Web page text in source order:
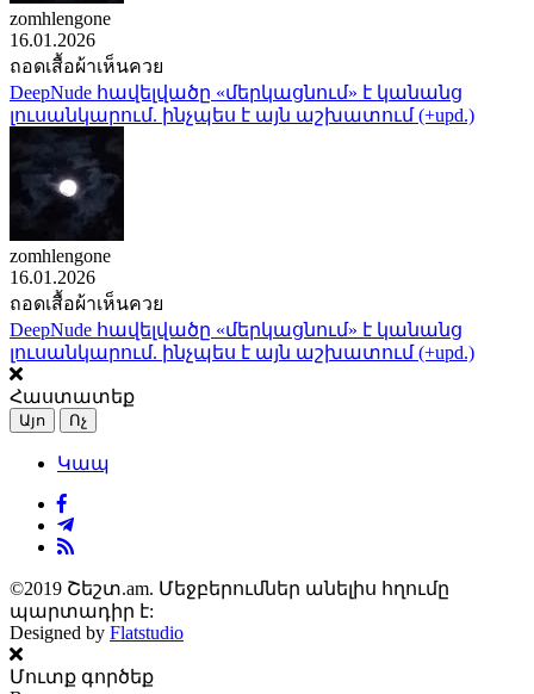
zomhlengone
16.01.2026
ถอดเสื้อผ้าเห็นควย
DeepNude հավելվածը «մերկացնում» է կանանց
լուսանկարում. ինչպես է այն աշխատում (+upd.)
zomhlengone
16.01.2026
ถอดเสื้อผ้าเห็นควย
DeepNude հավելվածը «մերկացնում» է կանանց
լուսանկարում. ինչպես է այն աշխատում (+upd.)
Հաստատեք
Այո Ոչ
Կապ
©2019 Շեշտ.am. Մեջբերումներ անելիս հղումը
պարտադիր է:
Designed by Flatstudio
Մուտք գործեք